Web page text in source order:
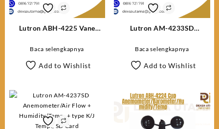
Lutron ABH-4225 Vane
Baca selengkapnya
Add to Wishlist
Lutron AM-4233SD
K/J temp., SD Card
Baca selengkapnya
Add to Wishlist